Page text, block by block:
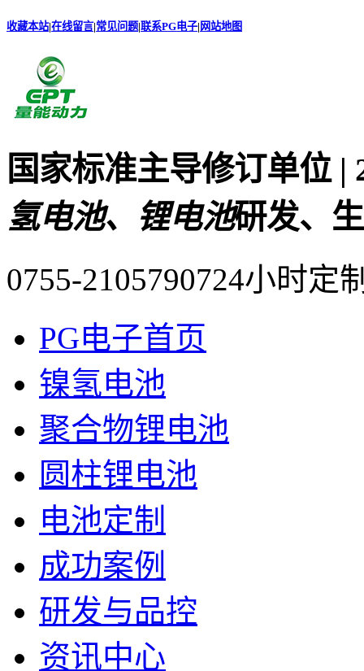
收藏本站|在线留言|常见问题|联系PG电子| 网站地图
国家标准主导修订单位 |
氢电池、锂电池研发、
0755-2105790724小时定
PG电子首页
镍氢电池
聚合物锂电池
圆柱锂电池
电池定制
成功案例
研发与品控
资讯中心